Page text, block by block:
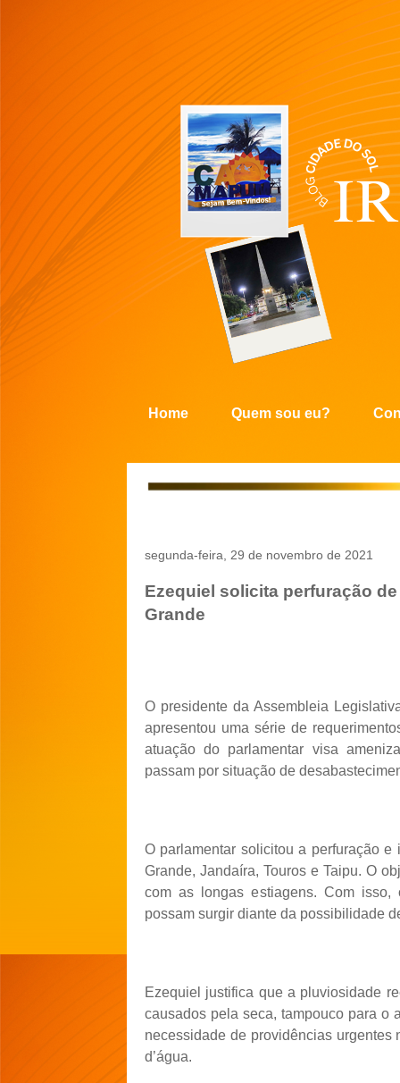
Home Quem sou eu?
segunda-feira, 29 de novembro de 2021
Ezequiel solicita perfuração
Grande
O presidente da Assembleia
apresentou uma série de
atuação do parlamentar visa
passam por situação de
O parlamentar solicitou a perfuração
Grande, Jandaíra, Touros e Taipu. O
com as longas estiagens. Com isso,
possam surgir diante da possibilidade
Ezequiel justifica que a pluviosidade
causados pela seca, tampouco para o
necessidade de providências
d’água.